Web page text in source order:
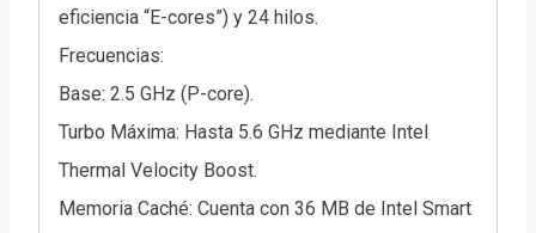
eficiencia “E-cores”) y 24 hilos.
Frecuencias:
Base: 2.5 GHz (P-core).
Turbo Máxima: Hasta 5.6 GHz mediante Intel
Thermal Velocity Boost.
Memoria Caché: Cuenta con 36 MB de Intel Smart